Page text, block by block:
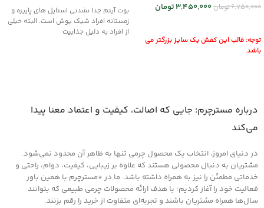
6,750,000تومان3,450,000تومان
توجه: قالب این کفش یک سایز بزرگتر می
باشد.
بوت آیتم جدا نشدنی استایل های پاییزه و
زمستانه افراد شیک پوش است. البته خیلی
از افراد به دلیل جذابیت
درباره مسترچرم؛ جایی که اصالت، کیفیت و اعتماد معنا پیدا
می‌کند
در دنیای امروز، انتخاب یک محصول چرمی تنها به ظاهر آن محدود نمی‌شود.
مشتریان به دنبال محصولی هستند که علاوه بر زیبایی، کیفیت، دوام، راحتی و
خدماتی مطمئن را نیز به همراه داشته باشد. ما در *مسترچرم با همین باور
فعالیت خود را آغاز کردیم؛ با هدف ارائه محصولات چرمی طبیعی که بتوانند
سال‌ها همراه مشتریان باشند و تجربه‌ای متفاوت از خرید را رقم بزنند.